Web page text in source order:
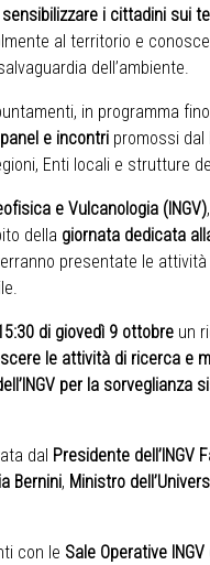
sensibilizzare i cittadini sui
al territorio e
dell’ambiente.
in programma
e incontri promossi dal
Enti locali e strutture
e Vulcanologia (INGV)
della giornata dedicata
presentate le
di giovedì 9 ottobre un
le attività di ricerca e
per la sorveglianza
dal Presidente dell’INGV
Bernini, Ministro
con le Sale Operative INGV